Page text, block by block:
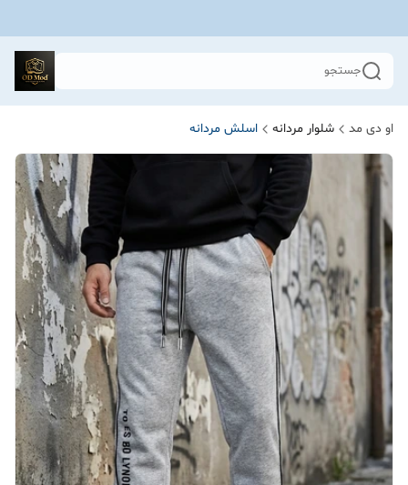
جستجو
او دی مد شلوار مردانه اسلش مردانه